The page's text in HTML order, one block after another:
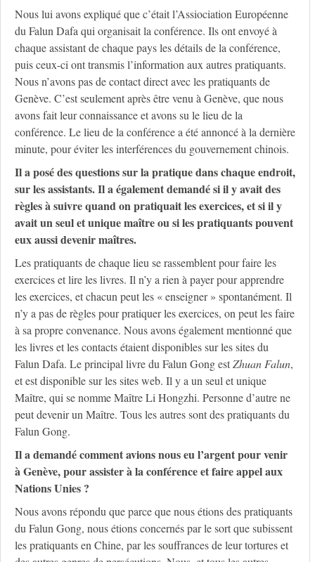
Nous lui avons expliqué que c’était l’Assiociation Européenne
du Falun Dafa qui organisait la conférence. Ils ont envoyé à
chaque assistant de chaque pays les détails de la conférence,
puis ceux-ci ont transmis l’information aux autres pratiquants.
Nous n’avons pas de contact direct avec les pratiquants de
Genève. C’est seulement après être venu à Genève, que nous
avons fait leur connaissance et avons su le lieu de la
conférence. Le lieu de la conférence a été annoncé à la dernière
minute, pour éviter les interférences du gouvernement chinois.
Il a posé des questions sur la pratique dans chaque endroit,
sur les assistants. Il a également demandé si il y avait des
règles à suivre quand on pratiquait les exercices, et si il y
avait un seul et unique maître ou si les pratiquants pouvent
eux aussi devenir maîtres.
Les pratiquants de chaque lieu se rassemblent pour faire les
exercices et lire les livres. Il n’y a rien à payer pour apprendre
les exercices, et chacun peut les « enseigner » spontanément. Il
n’y a pas de règles pour pratiquer les exercices, on peut les faire
à sa propre convenance. Nous avons également mentionné que
les livres et les contacts étaient disponibles sur les sites du
Falun Dafa. Le principal livre du Falun Gong estZhuan Falun,
et est disponible sur les sites web. Il y a un seul et unique
Maître, qui se nomme Maître Li Hongzhi. Personne d’autre ne
peut devenir un Maître. Tous les autres sont des pratiquants du
Falun Gong.
Il a demandé comment avions nous eu l’argent pour venir
à Genève, pour assister à la conférence et faire appel aux
Nations Unies ?
Nous avons répondu que parce que nous étions des pratiquants
du Falun Gong, nous étions concernés par le sort que subissent
les pratiquants en Chine, par les souffrances de leur tortures et